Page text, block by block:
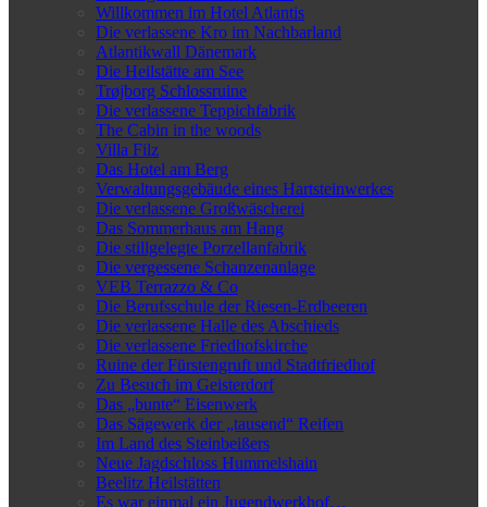
Willkommen im Hotel Atlantis
Die verlassene Kro im Nachbarland
Atlantikwall Dänemark
Die Heilstätte am See
Trøjborg Schlossruine
Die verlassene Teppichfabrik
The Cabin in the woods
Villa Filz
Das Hotel am Berg
Verwaltungsgebäude eines Hartsteinwerkes
Die verlassene Großwäscherei
Das Sommerhaus am Hang
Die stillgelegte Porzellanfabrik
Die vergessene Schanzenanlage
VEB Terrazzo & Co
Die Berufsschule der Riesen-Erdbeeren
Die verlassene Halle des Abschieds
Die verlassene Friedhofskirche
Ruine der Fürstengruft und Stadtfriedhof
Zu Besuch im Geisterdorf
Das „bunte“ Eisenwerk
Das Sägewerk der „tausend“ Reifen
Im Land des Steinbeißers
Neue Jagdschloss Hummelshain
Beelitz Heilstätten
Es war einmal ein Jugendwerkhof…